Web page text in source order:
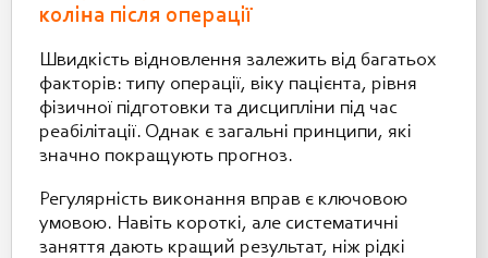
коліна після операції
Швидкість відновлення залежить від багатьох
факторів: типу операції, віку пацієнта, рівня
фізичної підготовки та дисципліни під час
реабілітації. Однак є загальні принципи, які
значно покращують прогноз.
Регулярність виконання вправ є ключовою
умовою. Навіть короткі, але систематичні
заняття дають кращий результат, ніж рідкі